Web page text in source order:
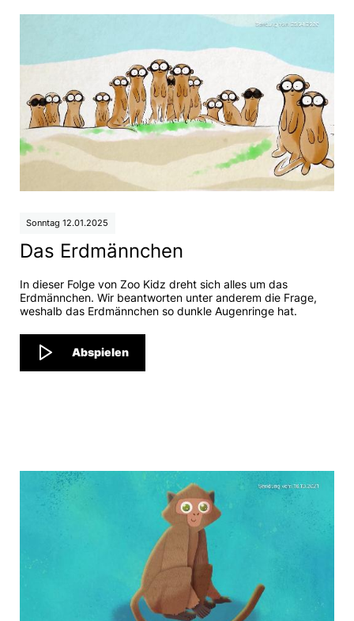
Sonntag 12.01.2025
Das Erdmännchen
In dieser Folge von Zoo Kidz dreht sich alles um das
Erdmännchen. Wir beantworten unter anderem die Frage,
weshalb das Erdmännchen so dunkle Augenringe hat.
Abspielen